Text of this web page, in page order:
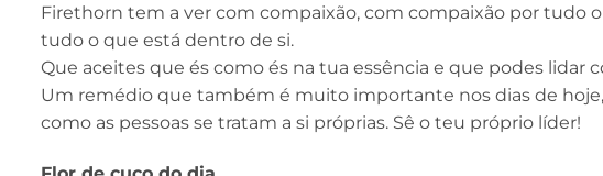
Firethorn tem a ver com compaixão, com compaixão por tudo
tudo o que está dentro de si.
Que aceites que és como és na tua essência e que podes lidar
Um remédio que também é muito importante nos dias de
como as pessoas se tratam a si próprias. Sê o teu próprio líder!